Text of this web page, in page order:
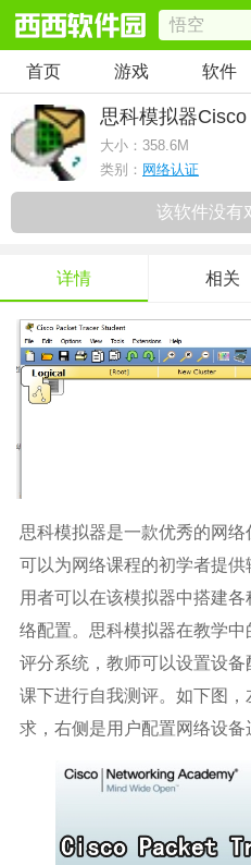
首页 游戏 软件
思科模拟器
大小： 358.6M
类别： 网络认证
该软件没有
详情 相关
思科模拟器是一款优秀的网
可以为网络课程的初学者提
用者可以在该模拟器中搭建
络配置。思科模拟器在教学
评分系统，教师可以设置设
课下进行自我测评。如下图
求，右侧是用户配置网络设备